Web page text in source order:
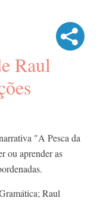
Raul
"A Pesca da
ou aprender as
Raul